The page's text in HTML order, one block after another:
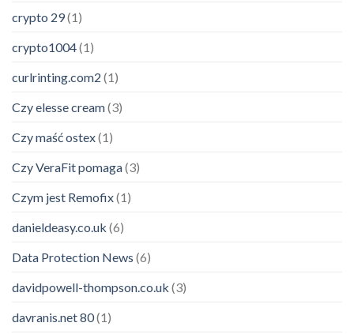
crypto 29(1)
crypto1004(1)
curlrinting.com2 (1)
Czy elesse cream(3)
Czy maść ostex(1)
Czy VeraFit pomaga(3)
Czym jest Remofix(1)
danieldeasy.co.uk (6)
Data Protection News (6)
davidpowell-thompson.co.uk (3)
davranis.net 80(1)